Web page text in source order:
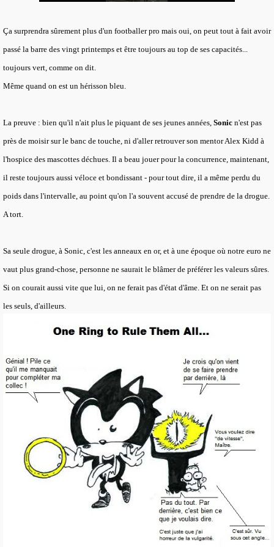
Ça surprendra sûrement plus d'un footballer pro mais oui, on peut tout à fait avoir
passé la barre des vingt printemps et être toujours au top de ses capacités...
toujours vert, comme on dit.
Même quand on est un hérisson bleu.
La preuve : bien qu'il n'ait plus le piquant de ses jeunes années, Sonic n'est pas
près de moisir sur le banc de touche, ni d'aller retrouver son mentor Alex Kidd à
l'hospice des mascottes déchues. Il a beau jouer pour la concurrence, maintenant,
il reste toujours aussi véloce et bondissant - pour tout dire, il a même perdu du
poids dans l'intervalle, au point qu'on l'a souvent accusé de prendre de la drogue.
A tort.
Sa seule drogue, à Sonic, c'est les anneaux en or, et à une époque où notre euro ne
vaut plus grand-chose, personne ne saurait le blâmer de préférer les valeurs sûres.
Si on courait aussi vite que lui, on ne ferait pas d'état d'âme. Et on ne serait pas
les seuls, d'ailleurs.